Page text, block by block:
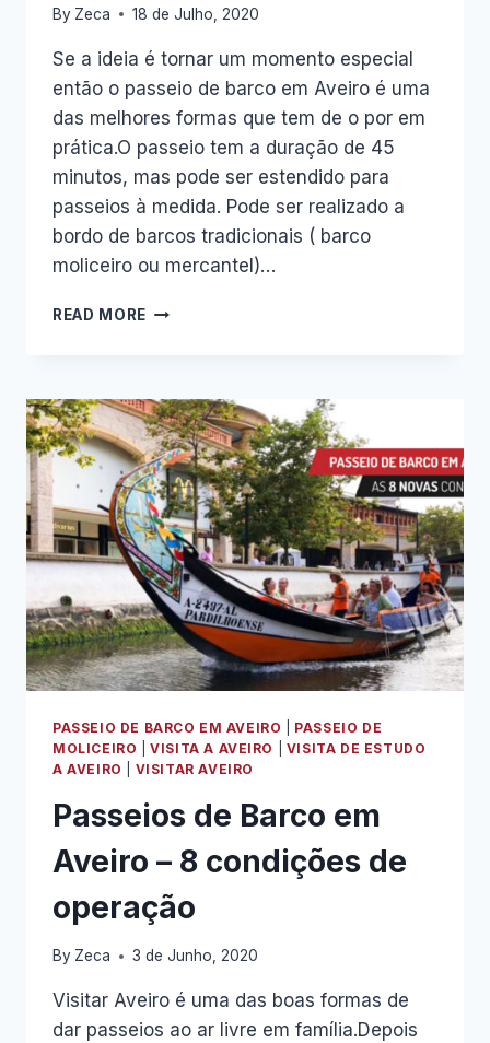
By Zeca 18 de Julho, 2020
Se a ideia é tornar um momento especial
então o passeio de barco em Aveiro é uma
das melhores formas que tem de o por em
prática.O passeio tem a duração de 45
minutos, mas pode ser estendido para
passeios à medida. Pode ser realizado a
bordo de barcos tradicionais ( barco
moliceiro ou mercantel)…
READ MORE
UM
PASSEIO
DE
BARCO
EM
AVEIRO
TORNA
O
MOMENTO
MAIS
ESPECIAL
PASSEIO DE BARCO EM AVEIRO
PASSEIO DE
MOLICEIRO |VISITA A AVEIRO
VISITA DE ESTUDO
A AVEIRO
VISITAR AVEIRO
Passeios de Barco em
Aveiro – 8 condições de
operação
By Zeca 3 de Junho, 2020
Visitar Aveiro é uma das boas formas de
dar passeios ao ar livre em família.Depois